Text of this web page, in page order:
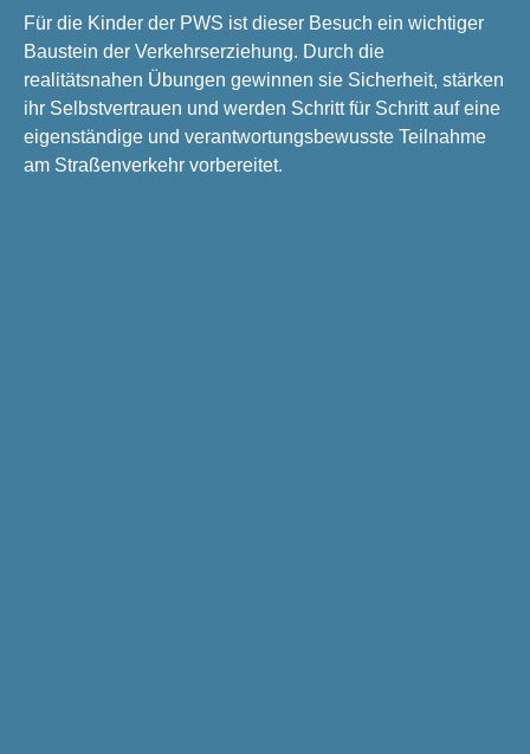
Für die Kinder der PWS ist dieser Besuch ein wichtiger
Baustein der Verkehrserziehung. Durch die
realitätsnahen Übungen gewinnen sie Sicherheit, stärken
ihr Selbstvertrauen und werden Schritt für Schritt auf eine
eigenständige und verantwortungsbewusste Teilnahme
am Straßenverkehr vorbereitet.